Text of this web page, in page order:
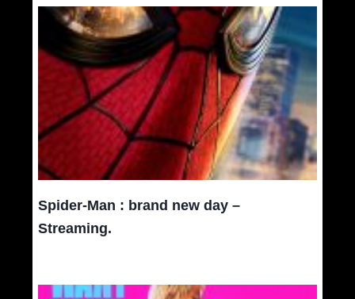
Spider-Man : brand new day –
Streaming.